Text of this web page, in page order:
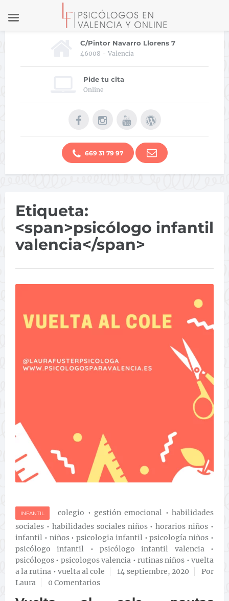
C/Pintor Navarro Llorens 7
46008 - Valencia
Pide tu cita
Online
669 31 79 97
Etiqueta:
<span>psicólogo infantil
valencia</span>
INFANTIL colegio • gestión emocional •habilidades
sociales • habilidades sociales niños•horarios niños •
infantil • niños•psicologia infantil•psicología niños •
psicólogo infantil •psicólogo infantil valencia•
psicólogos • psicologos valencia • rutinas niños • vuelta
a la rutina • vuelta al cole 14 septiembre, 2020
Por
Laura
0 Comentarios